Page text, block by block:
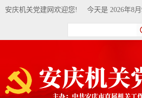
安庆机关党建网欢迎您! 今天是 2026年8